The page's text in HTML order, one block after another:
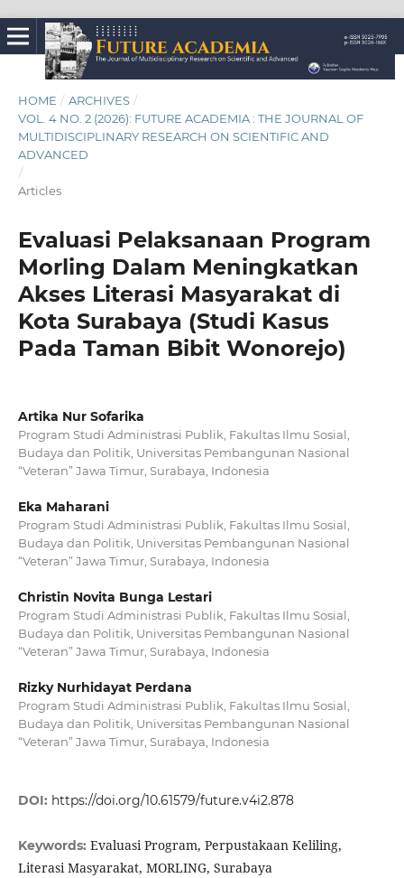
HOME / ARCHIVES /
VOL. 4 NO. 2 (2026): FUTURE ACADEMIA : THE JOURNAL OF
MULTIDISCIPLINARY RESEARCH ON SCIENTIFIC AND
ADVANCED
/
Articles
Evaluasi Pelaksanaan Program
Morling Dalam Meningkatkan
Akses Literasi Masyarakat di
Kota Surabaya (Studi Kasus
Pada Taman Bibit Wonorejo)
Artika Nur Sofarika
Program Studi Administrasi Publik, Fakultas Ilmu Sosial,
Budaya dan Politik, Universitas Pembangunan Nasional
“Veteran” Jawa Timur, Surabaya, Indonesia
Eka Maharani
Program Studi Administrasi Publik, Fakultas Ilmu Sosial,
Budaya dan Politik, Universitas Pembangunan Nasional
“Veteran” Jawa Timur, Surabaya, Indonesia
Christin Novita Bunga Lestari
Program Studi Administrasi Publik, Fakultas Ilmu Sosial,
Budaya dan Politik, Universitas Pembangunan Nasional
“Veteran” Jawa Timur, Surabaya, Indonesia
Rizky Nurhidayat Perdana
Program Studi Administrasi Publik, Fakultas Ilmu Sosial,
Budaya dan Politik, Universitas Pembangunan Nasional
“Veteran” Jawa Timur, Surabaya, Indonesia
DOI: https://doi.org/10.61579/future.v4i2.878
Keywords: Evaluasi Program, Perpustakaan Keliling,
Literasi Masyarakat, MORLING, Surabaya